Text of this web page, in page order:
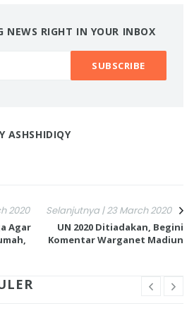
NEWS RIGHT IN YOUR INBOX
ASHSHIDIQY
2020
Agar
Selanjutnya | 23 March 2020
UN 2020 Ditiadakan, Begini
Komentar Warganet Madiun